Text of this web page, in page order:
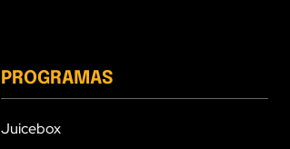
PROGRAMAS
Juicebox